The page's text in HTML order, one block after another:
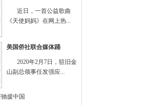
近日，一首公益歌曲
《天使妈妈》在网上热...
美国侨社联合媒体踊
2020年2月7日，驻旧金
山副总领事任发强应...
援中国